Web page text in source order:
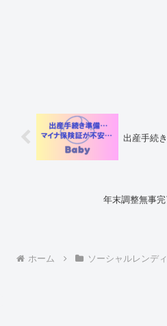
出産手続
年末調整無事完
ホーム ソーシャルレンデ